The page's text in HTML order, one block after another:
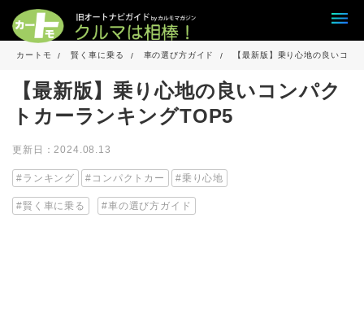
カートモ 賢く車に乗る 車の選び方ガイド 【最新版】乗り心地の良いコン
【最新版】乗り心地の良いコンパク
トカーランキングTOP5
更新日：2024.08.13
ランキング コンパクトカー 乗り心地
賢く車に乗る 車の選び方ガイド